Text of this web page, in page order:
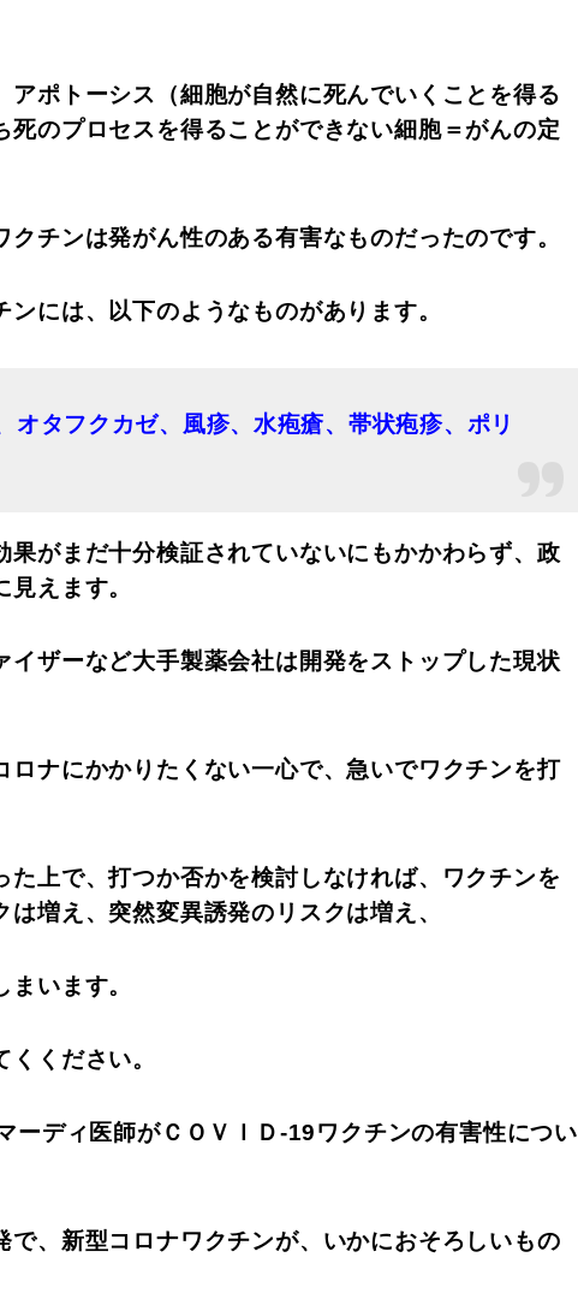
アポトーシス（細胞が自然に死んでいくことを得る
死のプロセスを得ることができない細胞＝がんの定
チンは発がん性のある有害なものだったのです。
には、以下のようなものがあります。
オタフクカゼ、風疹、水疱瘡、帯状疱疹、ポリ
果がまだ十分検証されていないにもかかわらず、政
えます。
イザーなど大手製薬会社は開発をストップした現状
ロナにかかりたくない一心で、急いでワクチンを打
た上で、打つか否かを検討しなければ、ワクチンを
増え、突然変異誘発のリスクは増え、
います。
ください。
ーディ医師がＣＯＶＩＤ-19ワクチンの有害性につい
で、新型コロナワクチンが、いかにおそろしいもの